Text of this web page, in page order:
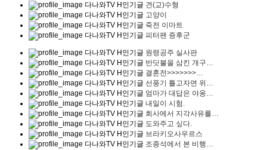
다나와TV H 인기글 견(교)수형
다나와TV H 인기글 고양이
다나와TV H 인기글 죽전 이마트
다나와TV H 인기글 피터팬 증후군
다나와TV H 인기글 원령공주 실사판
다나와TV H 인기글 반딧불을 삼킨 개구…
다나와TV H 인기글 결혼전>>>>>>>…
다나와TV H 인기글 선풍기 틀고자면 위…
다나와TV H 인기글 엄마가 대답은 야옹…
다나와TV H 인기글 내일이 시험.
다나와TV H 인기글 회사에서 지각사유를…
다나와TV H 인기글 도와주고 싶다.
다나와TV H 인기글 브라키오사우르스
다나와TV H 인기글 조종석에서 본 비행…